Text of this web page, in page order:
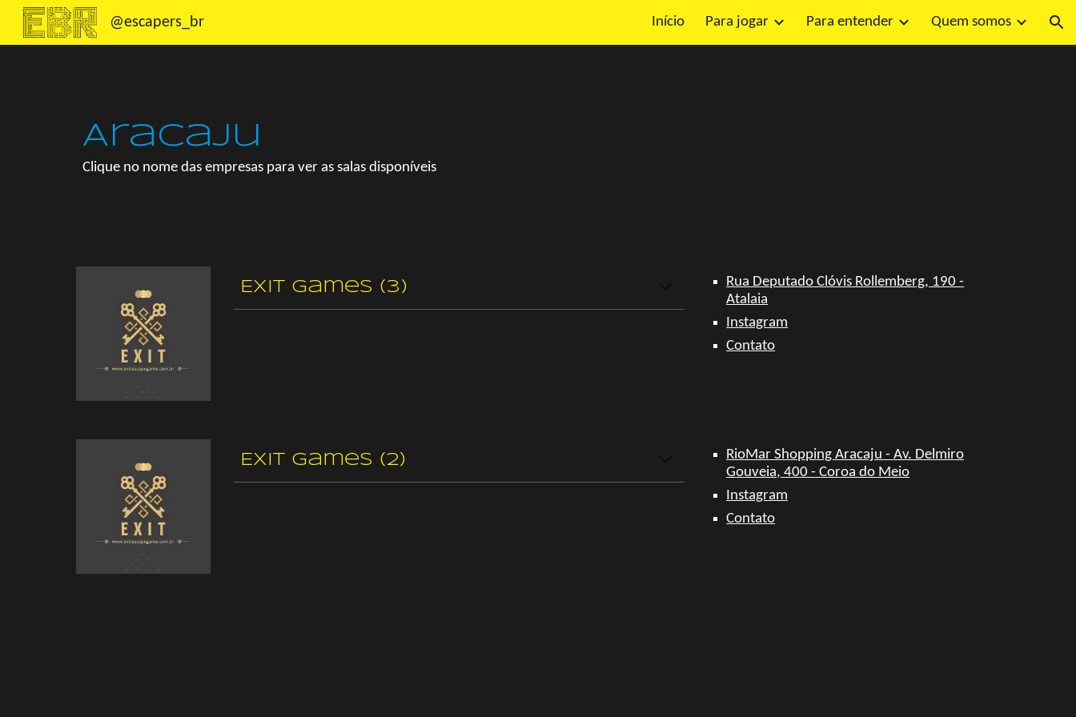
Skip to navigation
@escapers_br Início Para jogar Para entender Quem somos
Aracaju
Clique no nome das empresas para ver as salas disponíveis
Exit Games (3)
Rua Deputado Clóvis Rollemberg, 190 -
Atalaia
Instagram
Contato
Exit Games ( 2 )
RioMar Shopping Aracaju - Av. Delmiro
Gouveia, 400 - Coroa do Meio
Instagram
Contato